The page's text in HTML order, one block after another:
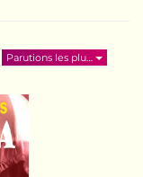
Parutions les plu…